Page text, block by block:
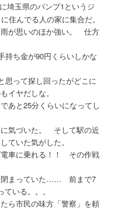
埼玉県のパンプ1というジ
住んでる人の家に集合だ。
が思いのほか強い。 仕方
持ち金が90円くらいしかな
思って探し回ったがどこに
イヤだしな。
あと25分くらいになってし
気づいた。 そして駅の近
ていた気がした。
車に乗れる！！ その作戦
閉まっていた…… 前まで7
いる。。。
ら市民の味方「警察」を頼